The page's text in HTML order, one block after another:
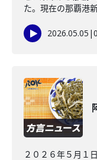
た。現在の那覇港
2026.05.05 |
２０２６年５月１